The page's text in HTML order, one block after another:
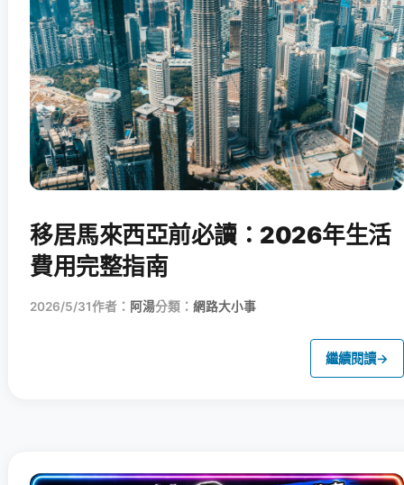
移居馬來西亞前必讀：2026年生活
費用完整指南
2026/5/31作者： 阿湯分類： 網路大小事
繼續閱讀→